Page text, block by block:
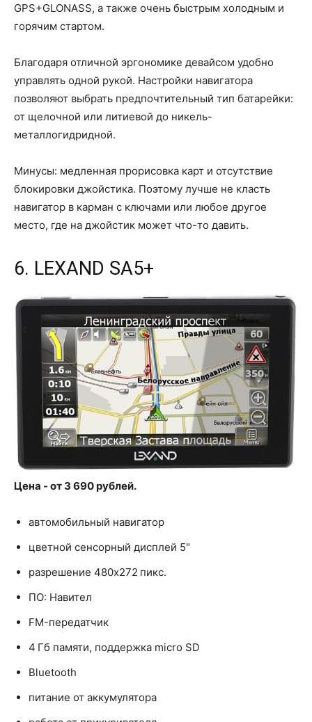
GPS+GLONASS, а также очень быстрым холодным и
горячим стартом.
Благодаря отличной эргономике девайсом удобно
управлять одной рукой. Настройки навигатора
позволяют выбрать предпочтительный тип батарейки:
от щелочной или литиевой до никель-
металлогидридной.
Минусы: медленная прорисовка карт и отсутствие
блокировки джойстика. Поэтому лучше не класть
навигатор в карман с ключами или любое другое
место, где на джойстик может что-то давить.
6. LEXAND SA5+
Цена - от 3 690 рублей.
автомобильный навигатор
цветной сенсорный дисплей 5"
разрешение 480x272 пикс.
ПО: Навител
FM-передатчик
4 Гб памяти, поддержка micro SD
Bluetooth
питание от аккумулятора